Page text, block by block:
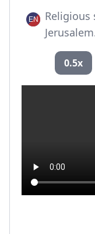
Religious
0.5x